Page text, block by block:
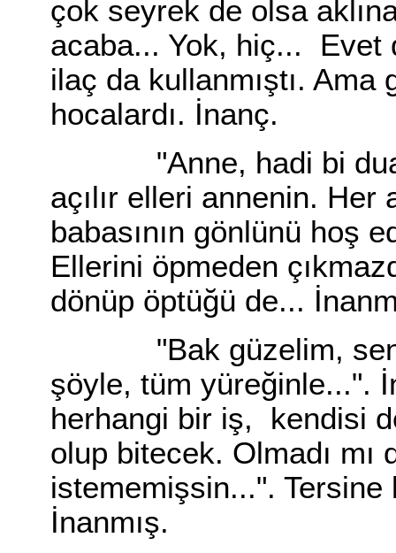
çok seyrek de olsa
acaba... Yok, hiç... Evet
ilaç da kullanmıştı.
hocalardı. İnanç.
"Anne, hadi bi dua
açılır elleri annenin. Her
babasının gönlünü hoş
Ellerini öpmeden
dönüp öptüğü de...
"Bak güzelim, sen
şöyle, tüm yüreğinle...".
herhangi bir iş, kendisi
olup bitecek. Olmadı mı
istememişsin...".
İnanmış.